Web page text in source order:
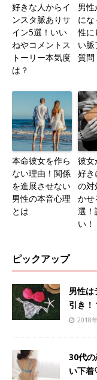
好きな人からイ
ンスタ脈ありサ
イン5選！いい
ねやコメントス
トーリー本気度
は？
男
に
性に
い
質問
本命彼女を作ら
ない理由！関係
を進展させない
男性の本音心理
とは
彼女
好き
の対
かせ
選！
い！
ピックアップ
男性は
引き！
2018
30代
い下